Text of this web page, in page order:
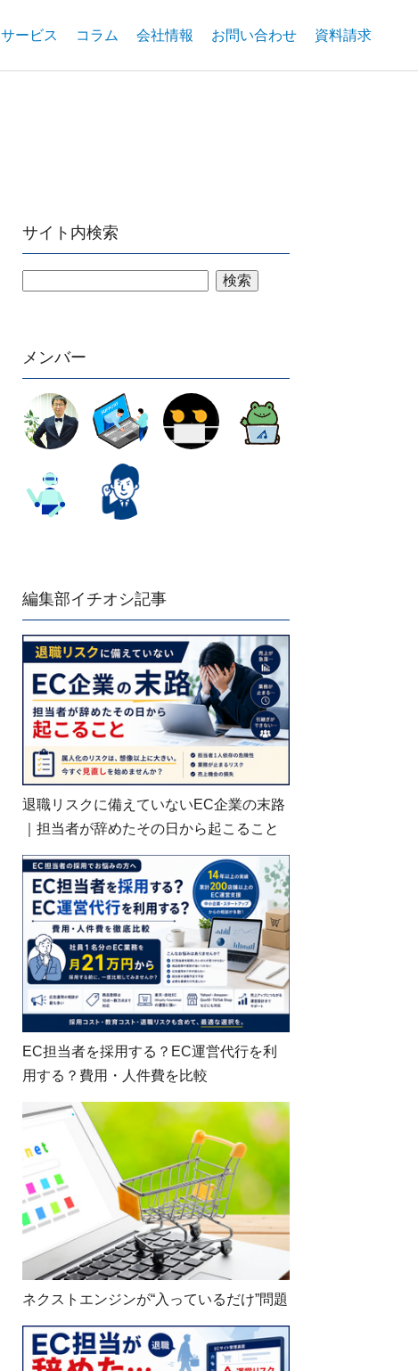
サービス コラム 会社情報 お問い合わせ 資料請求
サイト内検索
検索
メンバー
編集部イチオシ記事
退職リスクに備えていないEC企業の末路
｜担当者が辞めたその日から起こること
EC担当者を採用する？EC運営代行を利
用する？費用・人件費を比較
ネクストエンジンが“入っているだけ”問題